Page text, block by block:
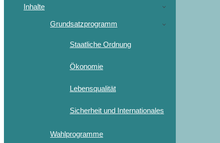
Inhalte
Grundsatzprogramm
Staatliche Ordnung
Ökonomie
Lebensqualität
Sicherheit und Internationales
Wahlprogramme